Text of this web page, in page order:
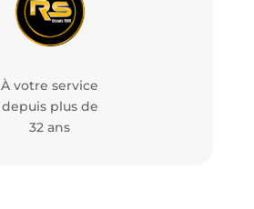
À votre service
depuis plus de
32 ans